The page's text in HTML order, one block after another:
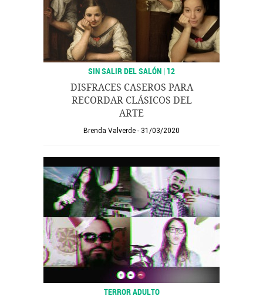
SIN SALIR DEL SALÓN | 12
DISFRACES CASEROS PARA
RECORDAR CLÁSICOS DEL
ARTE
Brenda Valverde 31/03/2020
TERROR ADULTO